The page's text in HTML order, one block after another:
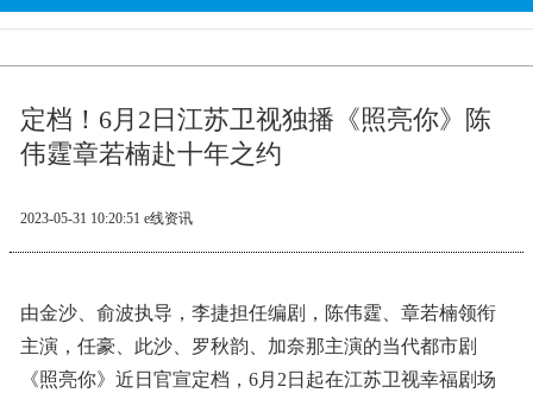
定档！6月2日江苏卫视独播《照亮你》陈
伟霆章若楠赴十年之约
2023-05-31 10:20:51 e线资讯
由金沙、俞波执导，李捷担任编剧，陈伟霆、章若楠领衔
主演，任豪、此沙、罗秋韵、加奈那主演的当代都市剧
《照亮你》近日官宣定档，6月2日起在江苏卫视幸福剧场